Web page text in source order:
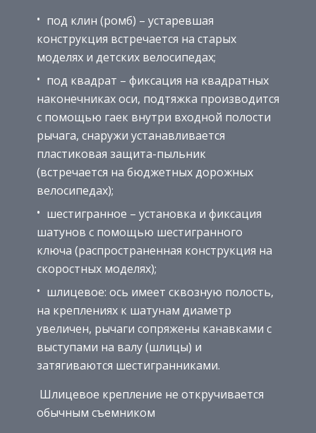
под клин (ромб) – устаревшая
конструкция встречается на старых
моделях и детских велосипедах;
под квадрат – фиксация на квадратных
наконечниках оси, подтяжка производится
с помощью гаек внутри входной полости
рычага, снаружи устанавливается
пластиковая защита-пыльник
(встречается на бюджетных дорожных
велосипедах);
шестигранное – установка и фиксация
шатунов с помощью шестигранного
ключа (распространенная конструкция на
скоростных моделях);
шлицевое: ось имеет сквозную полость,
на креплениях к шатунам диаметр
увеличен, рычаги сопряжены канавками с
выступами на валу (шлицы) и
затягиваются шестигранниками.
Шлицевое крепление не откручивается
обычным съемником